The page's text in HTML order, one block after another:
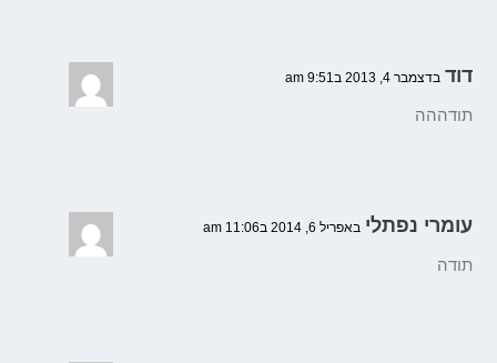
דוד בדצמבר 4, 2013 ב9:51 am
תודההה
עומרי נפתלי באפריל 6, 2014 ב11:06 am
תודה